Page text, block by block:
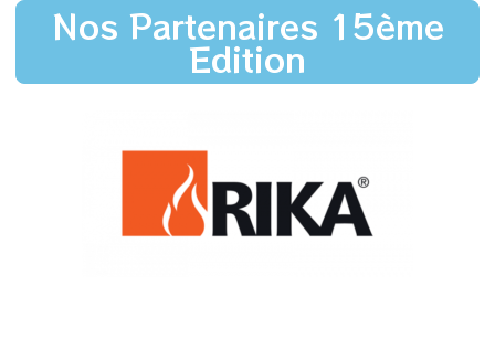
Nos Partenaires 15ème
Edition